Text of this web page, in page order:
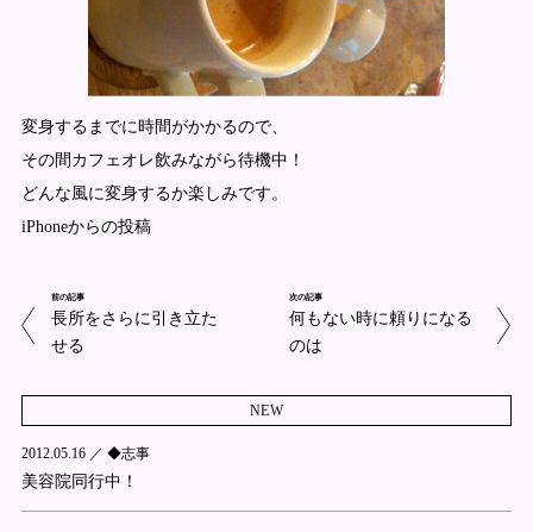
変身するまでに時間がかかるので、
その間カフェオレ飲みながら待機中！
どんな風に変身するか楽しみです。
iPhoneからの投稿
前の記事
長所をさらに引き立た
せる
次の記事
何もない時に頼りになる
のは
NEW
2012.05.16 ／ ◆志事
美容院同行中！